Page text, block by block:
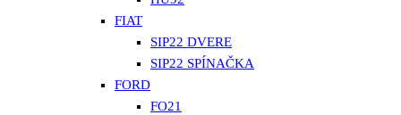
FIAT
SIP22 DVERE
SIP22 SPÍNAČKA
FORD
FO21